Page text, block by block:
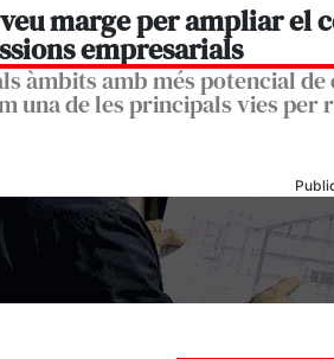
marge per ampliar el
empresarials
àmbits amb més potencial
una de les principals vies